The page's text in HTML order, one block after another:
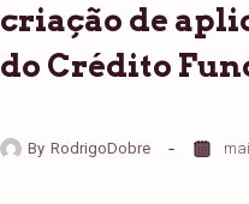
criação de
do Crédito
By RodrigoDobre